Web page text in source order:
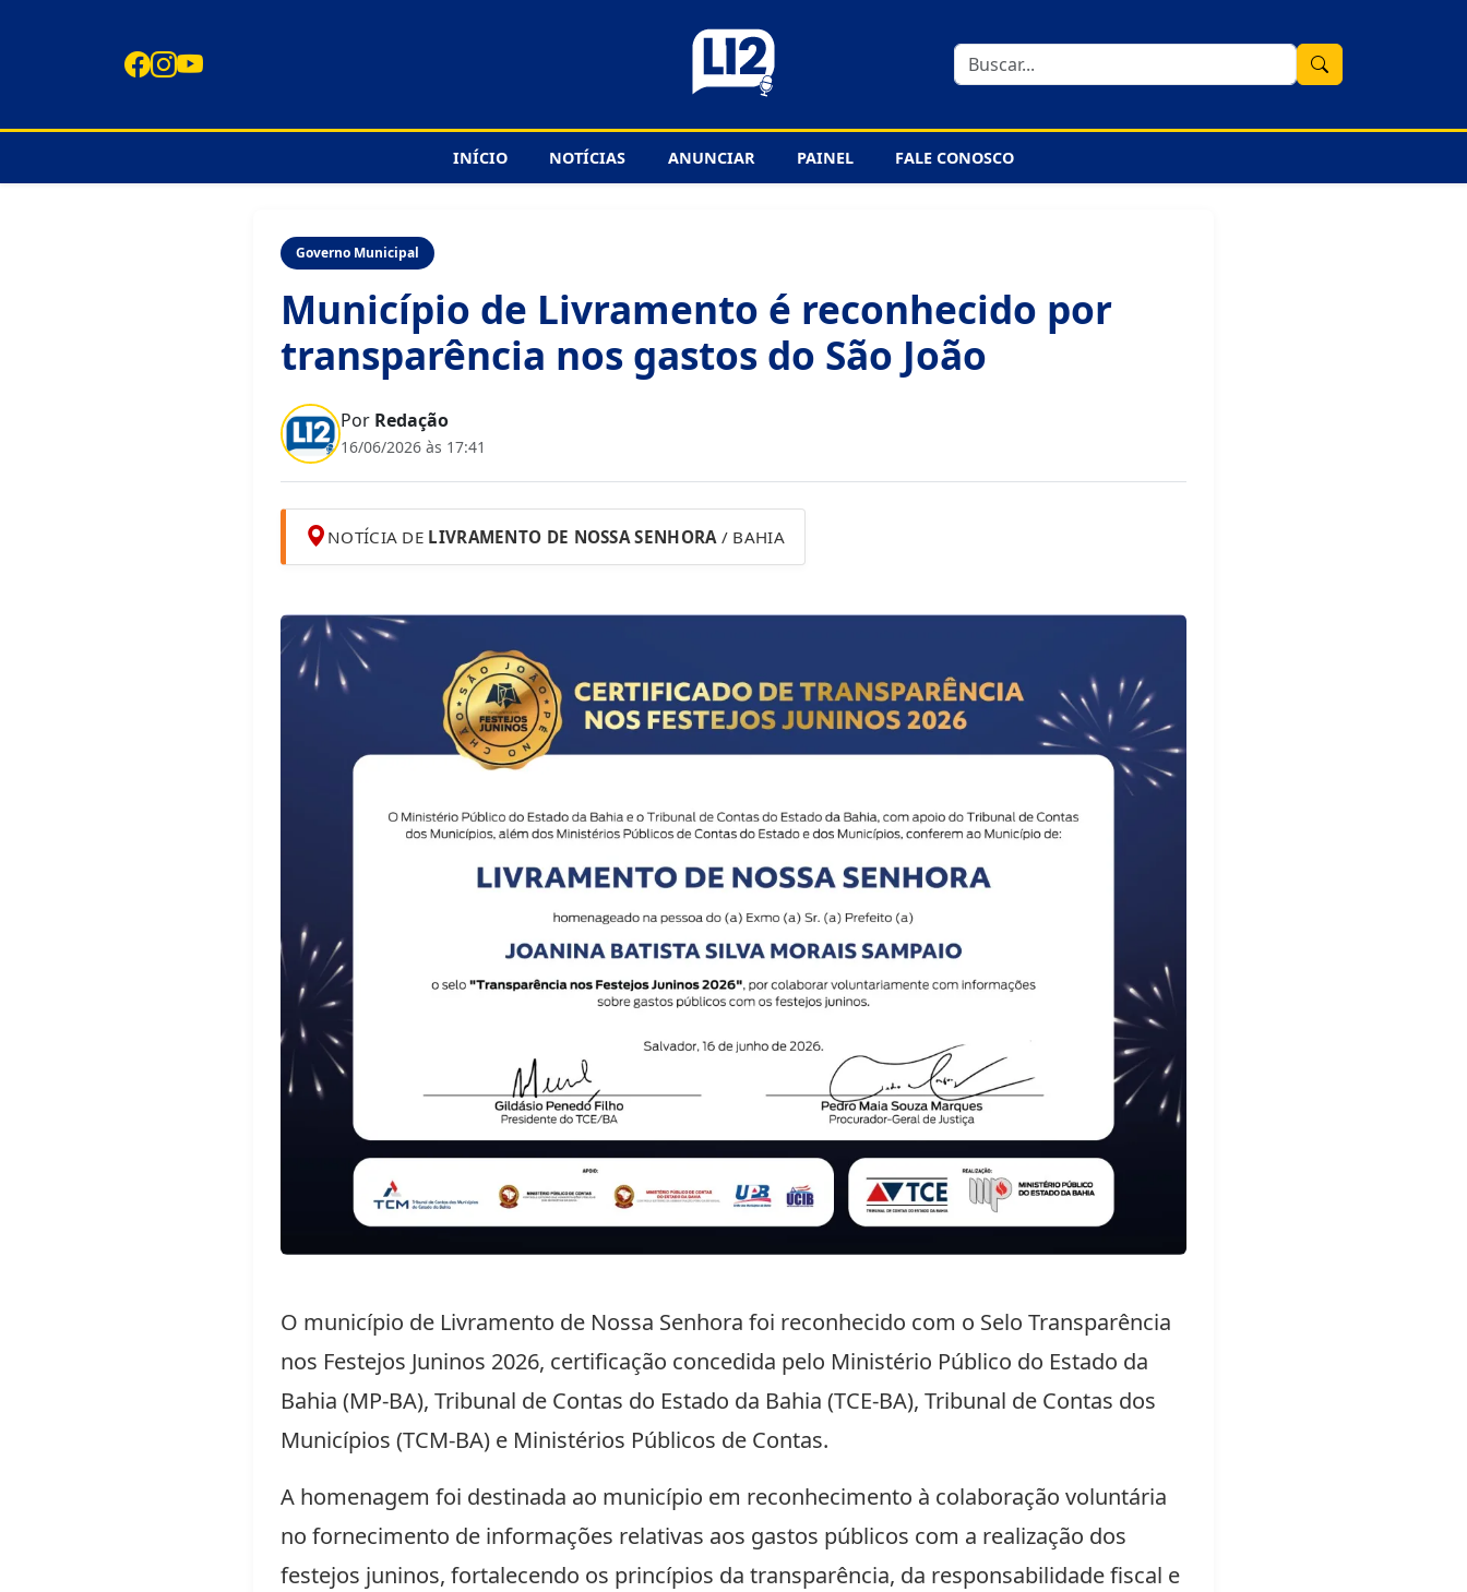
INÍCIO NOTÍCIAS ANUNCIAR PAINEL FALE CONOSCO
Governo Municipal
Município de Livramento é reconhecido por
transparência nos gastos do São João
Por Redação
16/06/2026 às 17:41
NOTÍCIA DE LIVRAMENTO DE NOSSA SENHORA / BAHIA
O município de Livramento de Nossa Senhora foi reconhecido com o Selo Transparência
nos Festejos Juninos 2026, certificação concedida pelo Ministério Público do Estado da
Bahia (MP-BA), Tribunal de Contas do Estado da Bahia (TCE-BA), Tribunal de Contas dos
Municípios (TCM-BA) e Ministérios Públicos de Contas.
A homenagem foi destinada ao município em reconhecimento à colaboração voluntária
no fornecimento de informações relativas aos gastos públicos com a realização dos
festejos juninos, fortalecendo os princípios da transparência, da responsabilidade fiscal e